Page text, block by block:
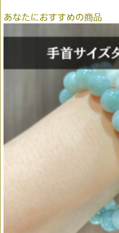
あなたにおすすめの商品